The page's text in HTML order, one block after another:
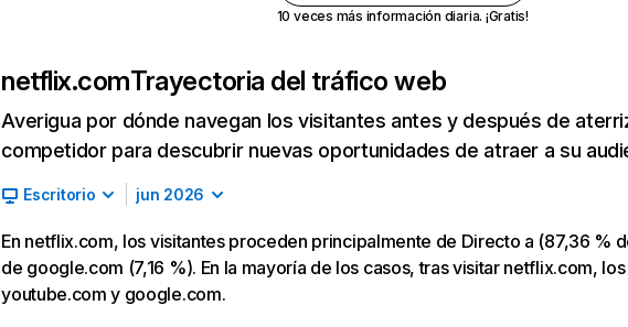
10 veces más información diaria. ¡Gratis!
netflix.comTrayectoria del tráfico web
Averigua por dónde navegan los visitantes antes y después de
competidor para descubrir nuevas oportunidades de atraer a su
Escritorio jun 2026
En netflix.com, los visitantes proceden principalmente de Directo a (87,36 %
de google.com (7,16 %). En la mayoría de los casos, tras visitar netflix.com,
youtube.com y google.com.